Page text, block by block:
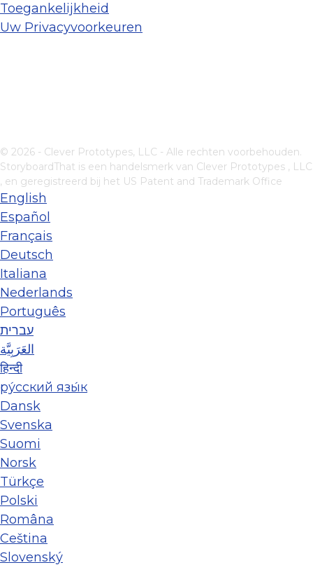
Toegankelijkheid
Uw Privacyvoorkeuren
© 2026 - Clever Prototypes, LLC - Alle rechten voorbehouden.
StoryboardThat is een handelsmerk van Clever Prototypes , LLC
, en geregistreerd bij het US Patent and Trademark Office
English
Español
Français
Deutsch
Italiana
Nederlands
Português
עברית
العَرَبِيَّة
हिन्दी
ру́сский язы́к
Dansk
Svenska
Suomi
Norsk
Türkçe
Polski
Româna
Ceština
Slovenský